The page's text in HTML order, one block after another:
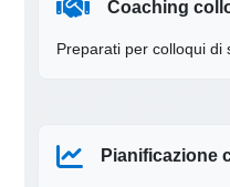
Coaching
Preparati per colloqui di
Pianificazione